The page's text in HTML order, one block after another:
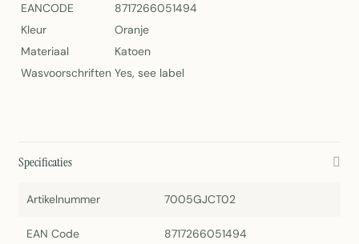
EANCODE
8717266051494
Kleur
Oranje
Materiaal
Katoen
Wasvoorschriften Yes, see label
Specificaties
Artikelnummer 7005GJCT02
EAN Code 8717266051494